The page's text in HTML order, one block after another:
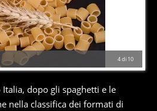
4di 10
dopo gli spaghetti e le
nella classifica dei formati di